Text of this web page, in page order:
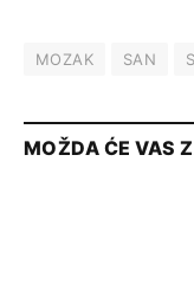
MOZAK SAN
MOŽDA ĆE VAS